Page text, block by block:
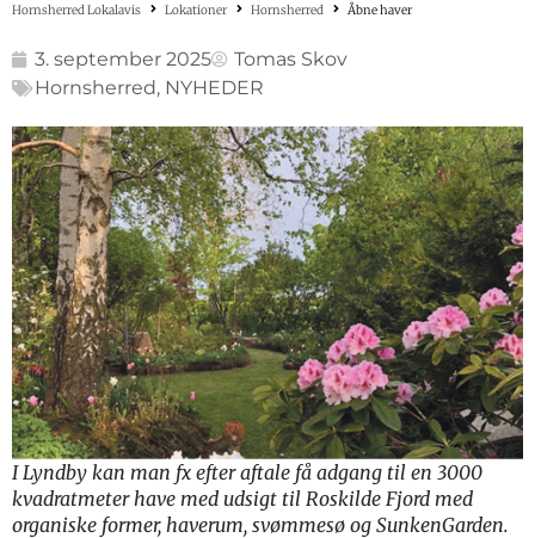
Hornsherred Lokalavis Lokationer Hornsherred Åbne haver
3. september 2025
Tomas Skov
Hornsherred, NYHEDER
I Lyndby kan man fx efter aftale få adgang til en 3000
kvadratmeter have med udsigt til Roskilde Fjord med
organiske former, haverum, svømmesø og SunkenGarden.